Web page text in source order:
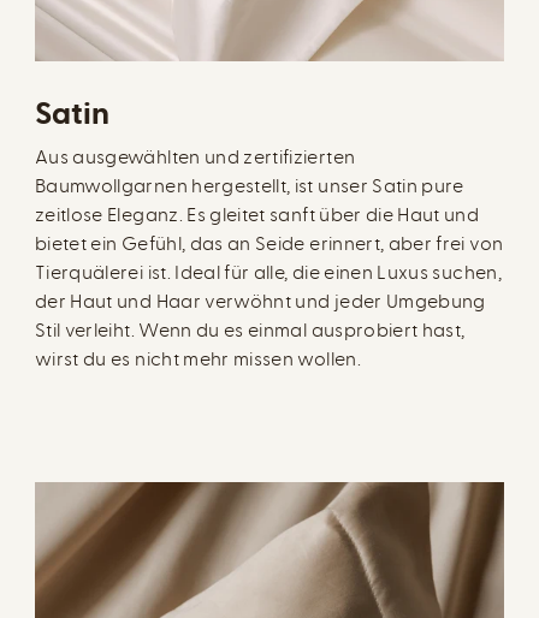
Satin
Aus ausgewählten und zertifizierten
Baumwollgarnen hergestellt, ist unser Satin pure
zeitlose Eleganz. Es gleitet sanft über die Haut und
bietet ein Gefühl, das an Seide erinnert, aber frei von
Tierquälerei ist. Ideal für alle, die einen Luxus suchen,
der Haut und Haar verwöhnt und jeder Umgebung
Stil verleiht. Wenn du es einmal ausprobiert hast,
wirst du es nicht mehr missen wollen.